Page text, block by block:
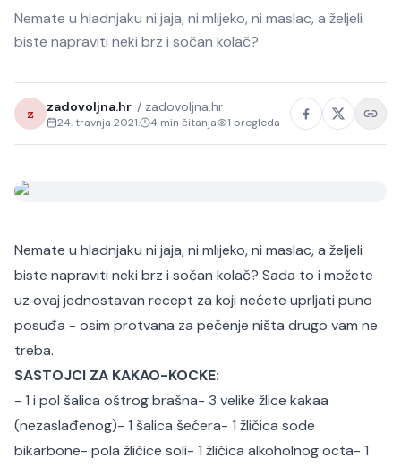
Život
Sport
Nemate u hladnjaku ni jaja, ni mlijeko, ni maslac, a željeli
biste napraviti neki brz i sočan kolač?
z zadovoljna.hr / zadovoljna.hr
24. travnja 2021. 4 min čitanja 1 pregleda
Nemate u hladnjaku ni jaja, ni mlijeko, ni maslac, a željeli
biste napraviti neki brz i sočan kolač? Sada to i možete
uz ovaj jednostavan recept za koji nećete uprljati puno
posuđa - osim protvana za pečenje ništa drugo vam ne
treba.
SASTOJCI ZA KAKAO-KOCKE:
- 1 i pol šalica oštrog brašna- 3 velike žlice kakaa
(nezaslađenog)- 1 šalica šećera- 1 žličica sode
bikarbone- pola žličice soli- 1 žličica alkoholnog octa- 1